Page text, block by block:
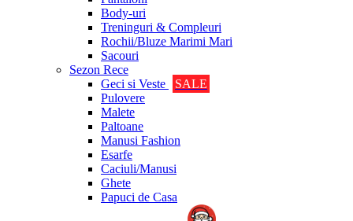
Body-uri
Treninguri & Compleuri
Rochii/Bluze Marimi Mari
Sacouri
Sezon Rece
Geci si Veste
SALE
Pulovere
Malete
Paltoane
Manusi Fashion
Esarfe
Caciuli/Manusi
Ghete
Papuci de Casa